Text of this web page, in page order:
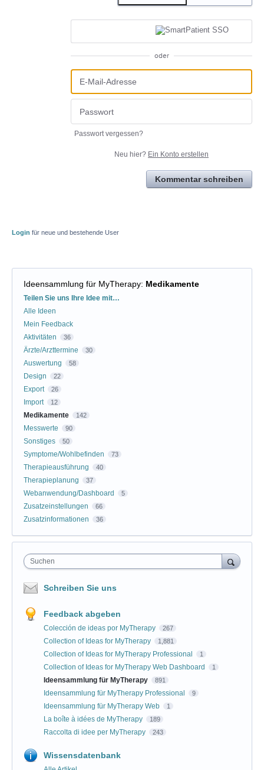
oder
Passwort vergessen?
Neu hier? Ein Konto erstellen
Kommentar schreiben
Login für neue und bestehende User
Ideensammlung für MyTherapy: Medikamente
Kategorien
Teilen Sie uns Ihre Idee mit…
Alle Ideen
Mein Feedback
Aktivitäten
36
Ärzte/Arzttermine 30
Auswertung 58
Design 22
Export 26
Import 12
Medikamente 142
Messwerte 90
Sonstiges 50
Symptome/Wohlbefinden 73
Therapieausführung 40
Therapieplanung 37
Webanwendung/Dashboard 5
Zusatzeinstellungen 66
Zusatzinformationen 36
Suchen
Schreiben Sie uns
Feedback abgeben
Colección de ideas por MyTherapy 267
Collection of Ideas for MyTherapy 1,881
Collection of Ideas for MyTherapy Professional 1
Collection of Ideas for MyTherapy Web Dashboard 1
Ideensammlung für MyTherapy 891
Ideensammlung für MyTherapy Professional 9
Ideensammlung für MyTherapy Web 1
La boîte à idées de MyTherapy 189
Raccolta di idee per MyTherapy 243
Wissensdatenbank